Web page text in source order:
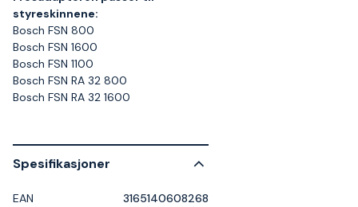
styreskinnene:
Bosch FSN 800
Bosch FSN 1600
Bosch FSN 1100
Bosch FSN RA 32 800
Bosch FSN RA 32 1600
Spesifikasjoner
EAN 3165140608268